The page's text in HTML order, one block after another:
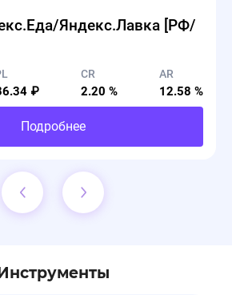
Яндекс.Лавка [РФ/
₽
CR
2.20 %
AR
12.58 %
Подробнее